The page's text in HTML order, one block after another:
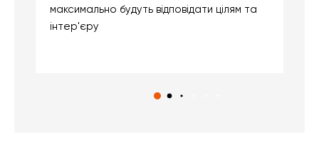
максимально будуть відповідати цілям та
інтер'єру